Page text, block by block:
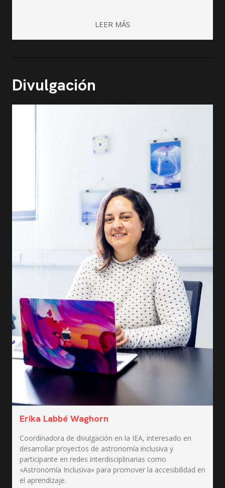
LEER MÁS
Divulgación
Erika Labbé Waghorn
Coordinadora de divulgación en la IEA, interesado en
desarrollar proyectos de astronomía inclusiva y
participante en redes interdisciplinarias como
«Astronomía Inclusiva» para promover la accesibilidad en
el aprendizaje.